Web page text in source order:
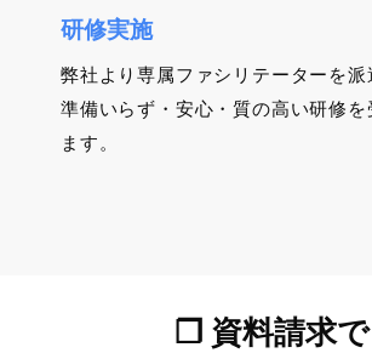
研修実施
弊社より専属ファシリテーターを派
準備いらず・安心・質の高い研修を
ます。
❐ 資料請求で